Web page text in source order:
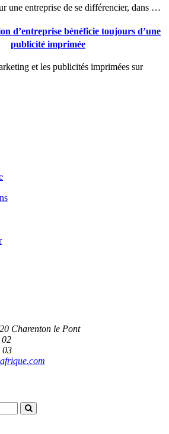
une entreprise de se différencier, dans …
d’entreprise bénéficie toujours d’une
publicité imprimée
et les publicités imprimées sur
Charenton le Pont
03